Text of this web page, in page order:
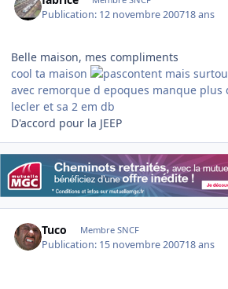
Publication: 12 novembre 200718 ans
Belle maison, mes compliments
cool ta maison
mais
avec remorque d epoques manque plus
lecler et sa 2 em db
D'accord pour la JEEP
Tuco Membre SNCF
Publication: 15 novembre 200718 ans